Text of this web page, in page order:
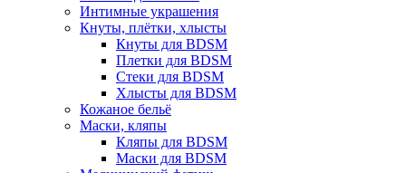
Интимные украшения
Кнуты, плётки, хлысты
Кнуты для BDSM
Плетки для BDSM
Стеки для BDSM
Хлысты для BDSM
Кожаное бельё
Маски, кляпы
Кляпы для BDSM
Маски для BDSM